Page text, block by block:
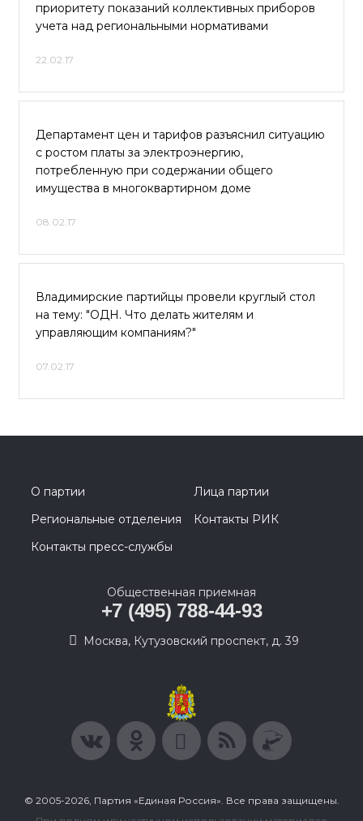
приоритету показаний коллективных приборов
учета над региональными нормативами
22.02.17
Департамент цен и тарифов разъяснил ситуацию
с ростом платы за электроэнергию,
потребленную при содержании общего
имущества в многоквартирном доме
08.02.17
Владимирские партийцы провели круглый стол
на тему: "ОДН. Что делать жителям и
управляющим компаниям?"
07.02.17
О партии
Лица партии
Региональные отделения
Контакты РИК
Контакты пресс-службы
Общественная приемная
+7 (495) 788-44-93
Москва, Кутузовский проспект, д. 39
© 2005-2026, Партия «Единая Россия». Все права защищены.